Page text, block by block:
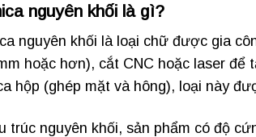
nguyên khối là gì?
nguyên khối là loại chữ được gia
hoặc hơn), cắt CNC hoặc laser
hộp (ghép mặt và hông), loại này
trúc nguyên khối, sản phẩm có độ